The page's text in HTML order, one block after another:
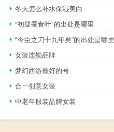
冬天怎么补水保湿美白
“初疑蚕食叶”的出处是哪里
“今臣之刀十九年矣”的出处是哪里
女装连锁品牌
梦幻西游最好的号
合一创意女装
中老年服装品牌女装